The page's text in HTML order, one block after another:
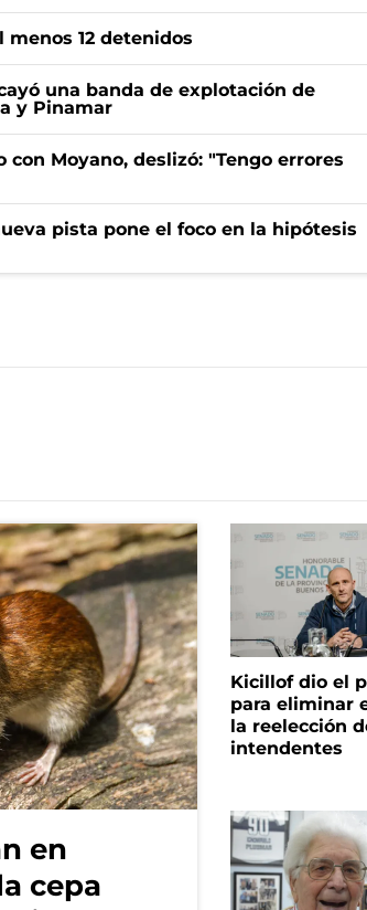
12 detenidos
una banda de explotación de
y Pinamar
Moyano, deslizó: "Tengo errores
pista pone el foco en la hipótesis
en
cepa
Kicillof dio el
para eliminar
la reelección
intendentes